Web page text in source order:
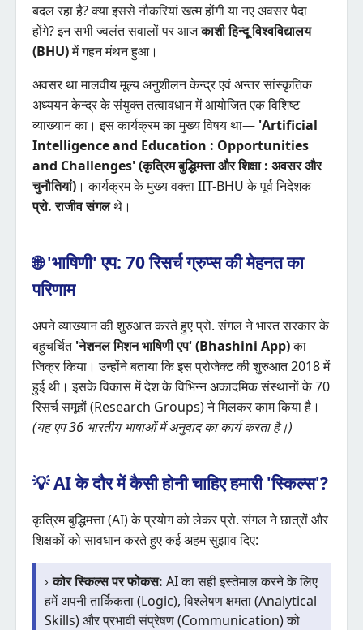
बदल रहा है? क्या इससे नौकरियां खत्म होंगी या नए अवसर पैदा
होंगे? इन सभी ज्वलंत सवालों पर आजकाशी हिन्दू विश्वविद्यालय
(BHU)में गहन मंथन हुआ।
अवसर था मालवीय मूल्य अनुशीलन केन्द्र एवं अन्तर सांस्कृतिक
अध्ययन केन्द्र के संयुक्त तत्वावधान में आयोजित एक विशिष्ट
व्याख्यान का। इस कार्यक्रम का मुख्य विषय था— 'Artificial
Intelligence and Education : Opportunities
and Challenges' (कृत्रिम बुद्धिमत्ता और शिक्षा : अवसर और
चुनौतियां) । कार्यक्रम के मुख्य वक्ता IIT-BHU के पूर्व निदेशक
प्रो. राजीव संगलथे।
🌐 'भाषिणी' एप: 70 रिसर्च ग्रुप्स की मेहनत का
परिणाम
अपने व्याख्यान की शुरुआत करते हुए प्रो. संगल ने भारत सरकार के
बहुचर्चित'नेशनल मिशन भाषिणी एप' (Bhashini App)का
जिक्र किया। उन्होंने बताया कि इस प्रोजेक्ट की शुरुआत 2018 में
हुई थी। इसके विकास में देश के विभिन्न अकादमिक संस्थानों के 70
रिसर्च समूहों (Research Groups) ने मिलकर काम किया है।
(यह एप 36 भारतीय भाषाओं में अनुवाद का कार्य करता है।)
💡 AI के दौर में कैसी होनी चाहिए हमारी 'स्किल्स'?
कृत्रिम बुद्धिमत्ता (AI) के प्रयोग को लेकर प्रो. संगल ने छात्रों और
शिक्षकों को सावधान करते हुए कई अहम सुझाव दिए:
कोर स्किल्स पर फोकस: AI का सही इस्तेमाल करने के लिए
हमें अपनी तार्किकता (Logic), विश्लेषण क्षमता (Analytical
Skills) और प्रभावी संप्रेषण (Communication) को